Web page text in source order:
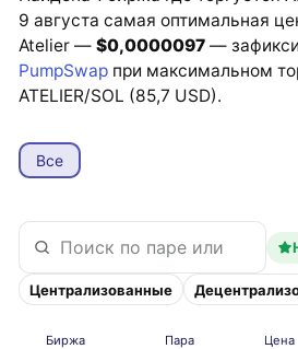
9 августа самая оптимальная
Atelier —$0,0000097 —
PumpSwap при максимальном
ATELIER/SOL (85,7 USD).
Все
Централизованные
Биржа Пара Цена